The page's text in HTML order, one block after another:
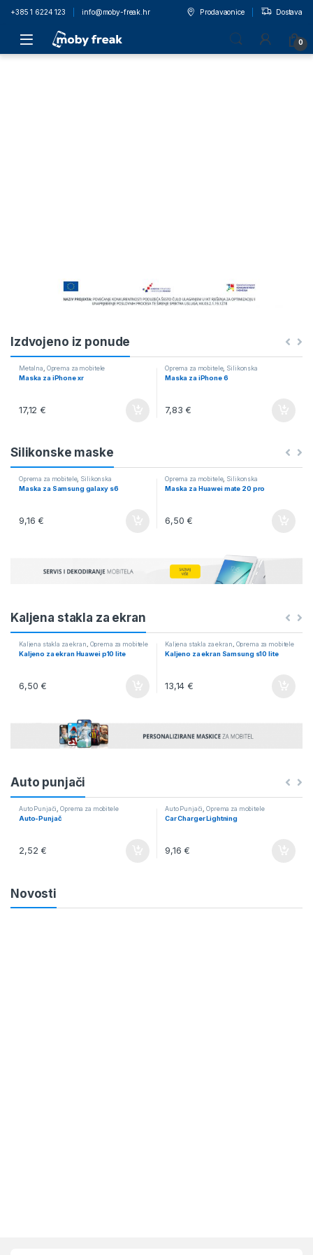
+385 1 6224 123 info@moby-freak.hr Prodavaonice Dostava
0
Izdvojeno iz ponude
Metalna Oprema za mobitele
Maska za iPhone xr
17,12 €
Oprema za mobitele, Silikonska
Maska za iPhone 6
7,83 €
Silikonske maske
Oprema za mobitele, Silikonska
Maska za Samsung galaxy s6
9,16 €
Oprema za mobitele, Silikonska
Maska za Huawei mate 20 pro
6,50 €
Kaljena stakla za ekran
Kaljena stakla za ekran Oprema za mobitele
Kaljeno za ekran Huawei p10 lite
6,50 €
Kaljena stakla za ekran Oprema za mobitele
Kaljeno za ekran Samsung s10 lite
13,14 €
Auto punjači
Auto Punjači,Oprema za mobitele
Auto-Punjač
2,52 €
Auto Punjači,Oprema za mobitele
Car Charger Lightning
9,16 €
Novosti